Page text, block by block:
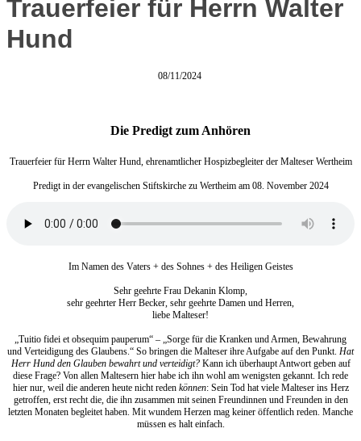
Trauerfeier für Herrn Walter
Hund
08/11/2024
Die Predigt zum Anhören
Trauerfeier für Herrn Walter Hund, ehrenamtlicher Hospizbegleiter der Malteser Wertheim
Predigt in der evangelischen Stiftskirche zu Wertheim am 08. November 2024
Im Namen des Vaters + des Sohnes + des Heiligen Geistes
Sehr geehrte Frau Dekanin Klomp,
sehr geehrter Herr Becker, sehr geehrte Damen und Herren,
liebe Malteser!
„Tuitio fidei et obsequim pauperum“ – „Sorge für die Kranken und Armen, Bewahrung
und Verteidigung des Glaubens.“ So bringen die Malteser ihre Aufgabe auf den Punkt. Hat
Herr Hund den Glauben bewahrt und verteidigt?Kann ich überhaupt Antwort geben auf
diese Frage? Von allen Maltesern hier habe ich ihn wohl am wenigsten gekannt. Ich rede
hier nur, weil die anderen heute nicht reden können: Sein Tod hat viele Malteser ins Herz
getroffen, erst recht die, die ihn zusammen mit seinen Freundinnen und Freunden in den
letzten Monaten begleitet haben. Mit wundem Herzen mag keiner öffentlich reden. Manche
müssen es halt einfach.